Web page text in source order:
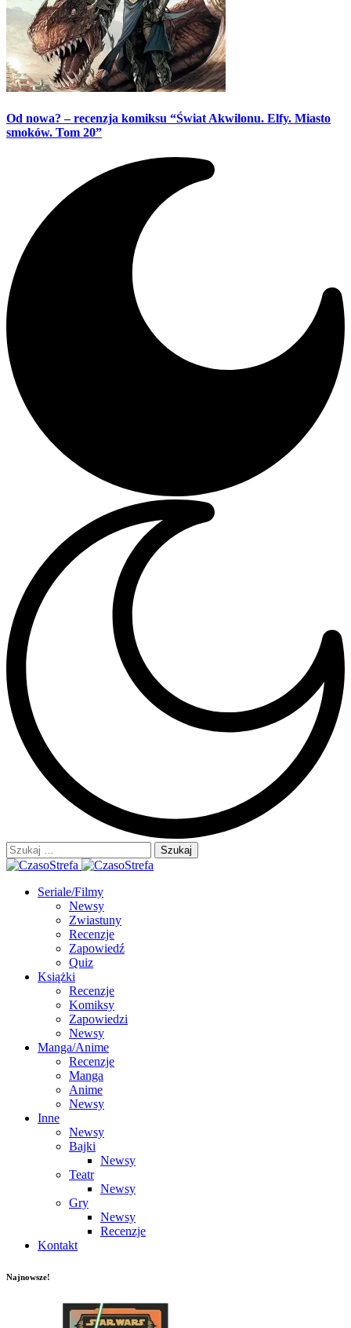
Od nowa? – recenzja komiksu “Świat Akwilonu. Elfy. Miasto
smoków. Tom 20”
Szukaj:
Seriale/Filmy
Newsy
Zwiastuny
Recenzje
Zapowiedź
Quiz
Książki
Recenzje
Komiksy
Zapowiedzi
Newsy
Manga/Anime
Recenzje
Manga
Anime
Newsy
Inne
Newsy
Bajki
Newsy
Teatr
Newsy
Gry
Newsy
Recenzje
Kontakt
Najnowsze!